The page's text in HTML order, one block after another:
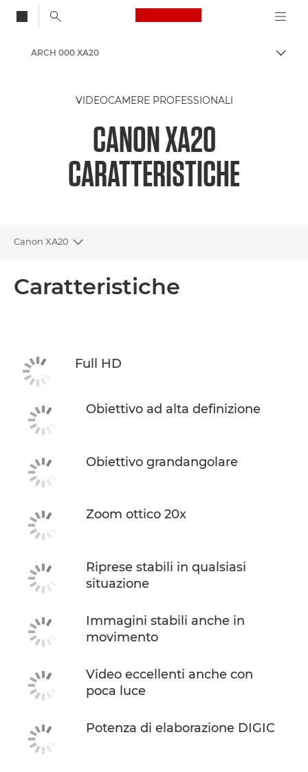
Canon Logo, back
ARCH 000 XA20
VIDEOCAMERE PROFESSIONALI
CANON XA20
CARATTERISTICHE
Canon XA20
Toggle breadcrumbs
Caratteristiche
Full HD
Obiettivo ad alta definizione
Obiettivo grandangolare
Zoom ottico 20x
Riprese stabili in qualsiasi
situazione
Immagini stabili anche in
movimento
Video eccellenti anche con
poca luce
Potenza di elaborazione DIGIC